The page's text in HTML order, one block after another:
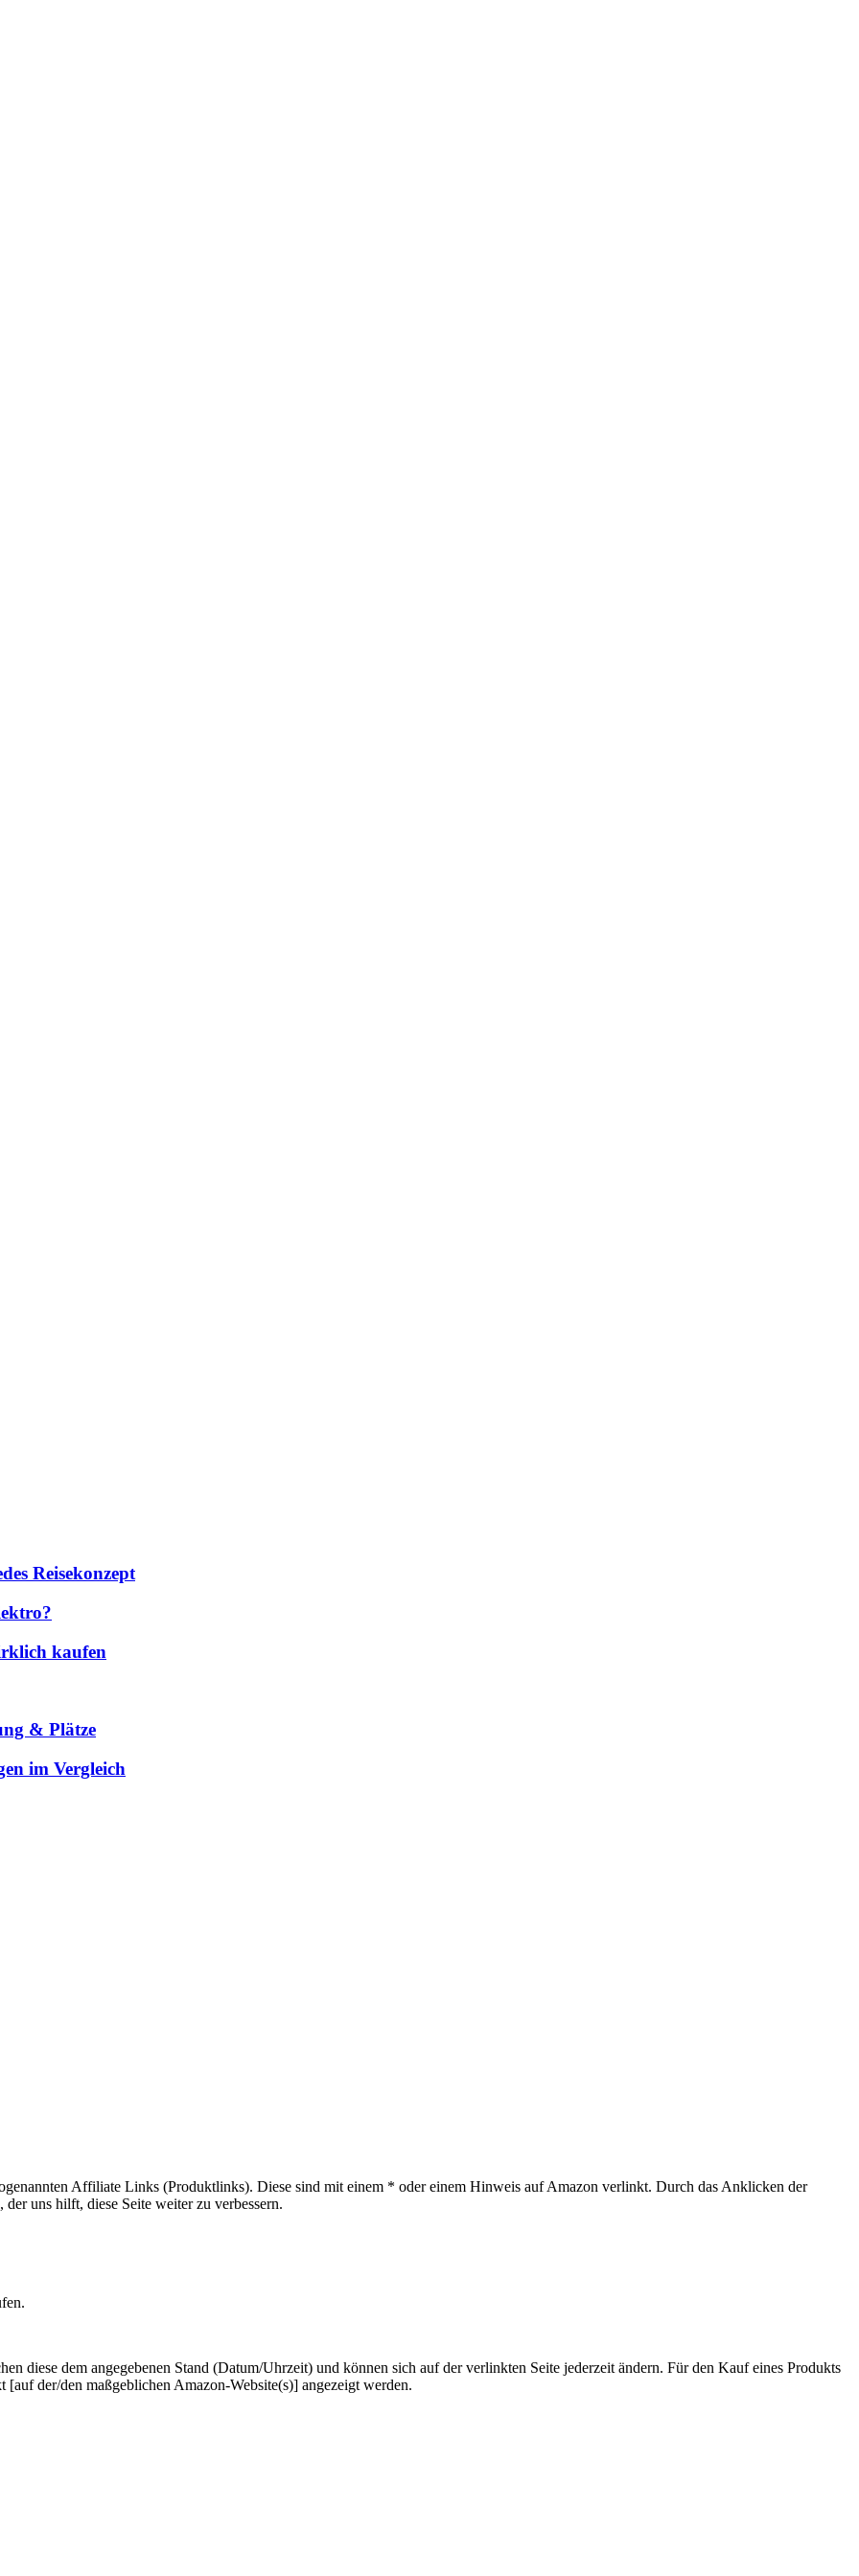
Reisekonzept
kaufen
& Plätze
im Vergleich
Affiliate Links (Produktlinks). Diese sind mit einem * oder einem Hinweis auf Amazon verlinkt. Durch das Anklicken der
uns hilft, diese Seite weiter zu verbessern.
diese dem angegebenen Stand (Datum/Uhrzeit) und können sich auf der verlinkten Seite jederzeit ändern. Für den Kauf eines Produkts
der/den maßgeblichen Amazon-Website(s)] angezeigt werden.